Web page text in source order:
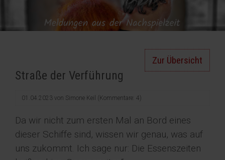
Zur Übersicht
Straße der Verführung
01.04.2023 von Simone Keil (Kommentare: 4)
Da wir nicht zum ersten Mal an Bord eines
dieser Schiffe sind, wissen wir genau, was auf
uns zukommt. Ich sage nur: Die Essenszeiten